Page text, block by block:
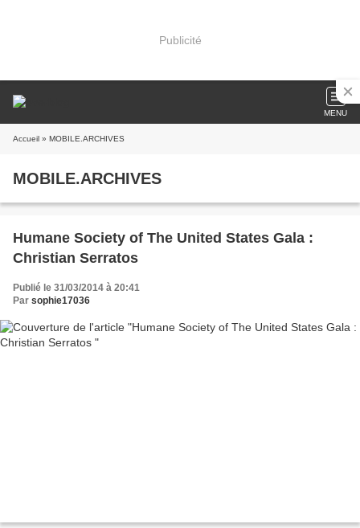
Publicité
MENU
Accueil » MOBILE.ARCHIVES
MOBILE.ARCHIVES
Humane Society of The United States Gala :
Christian Serratos
Publié le 31/03/2014 à 20:41
Par sophie17036